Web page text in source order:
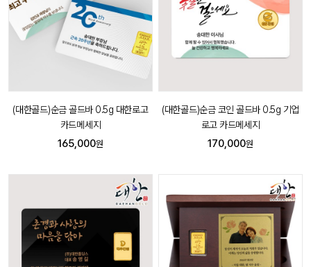
(대한골드)순금 골드바 0.5g 대한로고
카드메세지
165,000원
(대한골드)순금 코인 골드바 0.5g 기업
로고 카드메세지
170,000원